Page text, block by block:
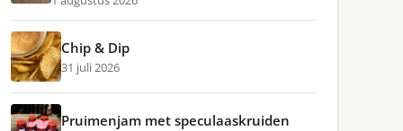
Chip & Dip
31 juli 2026
Pruimenjam met speculaaskruiden